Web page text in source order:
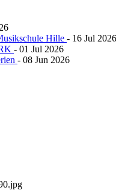
Hille - 16 Jul 2026
- 01 Jul 2026
- 08 Jun 2026